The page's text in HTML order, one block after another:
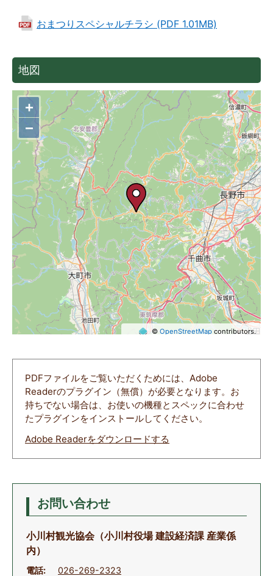
おまつりスペシャルチラシ (PDF 1.01MB)
地図
+
−
©OpenStreetMap contributors.
PDFファイルをご覧いただくためには、Adobe
Readerのプラグイン（無償）が必要となります。お
持ちでない場合は、お使いの機種とスペックに合わせ
たプラグインをインストールしてください。
Adobe Readerをダウンロードする
お問い合わせ
小川村観光協会（小川村役場 建設経済課 産業係
内）
電話:
026-269-2323